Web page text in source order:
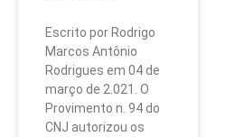
Escrito por Rodrigo
Marcos Antônio
Rodrigues em 04 de
março de 2.021. O
Provimento n. 94 do
CNJ autorizou os